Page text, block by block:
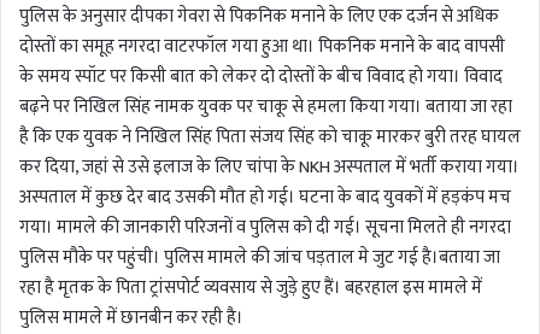
पुलिस के अनुसार दीपका गेवरा से पिकनिक मनाने के लिए एक दर्जन से अधिक
दोस्तों का समूह नगरदा वाटरफॉल गया हुआ था। पिकनिक मनाने के बाद वापसी
के समय स्पॉट पर किसी बात को लेकर दो दोस्तों के बीच विवाद हो गया। विवाद
बढ़ने पर निखिल सिंह नामक युवक पर चाकू से हमला किया गया। बताया जा रहा
है कि एक युवक ने निखिल सिंह पिता संजय सिंह को चाकू मारकर बुरी तरह घायल
कर दिया, जहां से उसे इलाज के लिए चांपा के NKH अस्पताल में भर्ती कराया गया।
अस्पताल में कुछ देर बाद उसकी मौत हो गई। घटना के बाद युवकों में हड़कंप मच
गया। मामले की जानकारी परिजनों व पुलिस को दी गई। सूचना मिलते ही नगरदा
पुलिस मौके पर पहुंची। पुलिस मामले की जांच पड़ताल मे जुट गई है।बताया जा
रहा है मृतक के पिता ट्रांसपोर्ट व्यवसाय से जुड़े हुए हैं। बहरहाल इस मामले में
पुलिस मामले में छानबीन कर रही है।